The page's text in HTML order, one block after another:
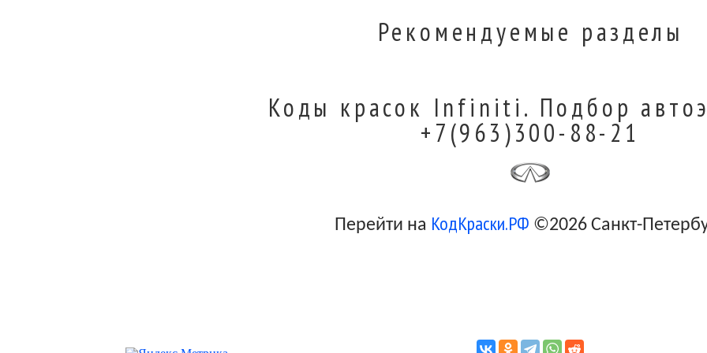
Рекомендуемые разделы
Коды красок Infiniti. Подбор
+7(963)300-88-21
Перейти на КодКраски.РФ ©2026 Санкт-